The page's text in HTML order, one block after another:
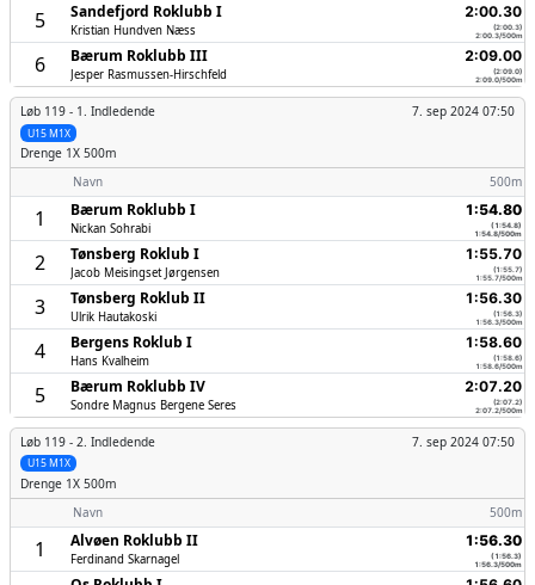
5 Sandefjord Roklubb I
Kristian Hundven Næss
2:00.30
(2:00.3)
2:00.3/500m
6 Bærum Roklubb III
Jesper Rasmussen-Hirschfeld
2:09.00
(2:09.0)
2:09.0/500m
Løb 119 - 1. Indledende 7. sep 2024 07:50
U15 M1X
Drenge 1X 500m
Navn
500m
1 Bærum Roklubb I
Nickan Sohrabi
1:54.80
(1:54.8)
1:54.8/500m
2 Tønsberg Roklub I
Jacob Meisingset Jørgensen
1:55.70
(1:55.7)
1:55.7/500m
3 Tønsberg Roklub II
Ulrik Hautakoski
1:56.30
(1:56.3)
1:56.3/500m
4 Bergens Roklub I
Hans Kvalheim
1:58.60
(1:58.6)
1:58.6/500m
5 Bærum Roklubb IV
Sondre Magnus Bergene Seres
2:07.20
(2:07.2)
2:07.2/500m
Løb 119 - 2. Indledende 7. sep 2024 07:50
U15 M1X
Drenge 1X 500m
Navn
500m
1 Alvøen Roklubb II
Ferdinand Skarnagel
1:56.30
(1:56.3)
1:56.3/500m